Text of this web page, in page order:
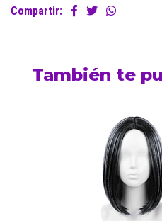
Compartir:
También te